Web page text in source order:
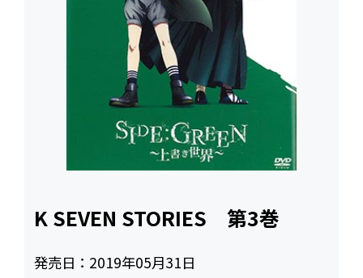
K SEVEN STORIES 第3巻
発売日： 2019年05月31日